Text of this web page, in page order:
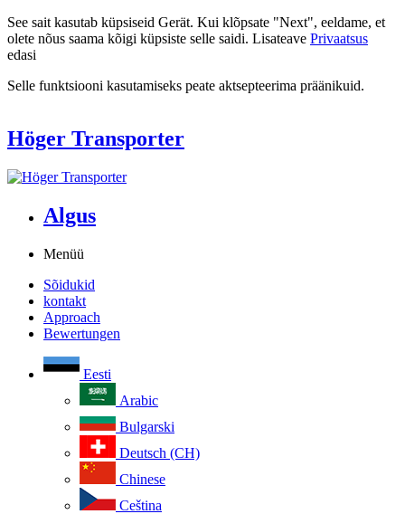
See sait kasutab küpsiseid Gerät. Kui klõpsate "Next", eeldame, et
olete nõus saama kõigi küpsiste selle saidi. Lisateave Privaatsus
edasi
Selle funktsiooni kasutamiseks peate aktsepteerima präänikuid.
Höger Transporter
Algus
Menüü
Sõidukid
kontakt
Approach
Bewertungen
Eesti
Arabic
Bulgarski
Deutsch (CH)
Chinese
Ceština